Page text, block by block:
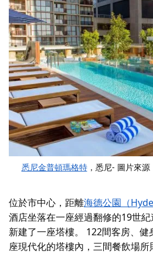
悉尼金普頓瑪格特，悉尼- 圖片來
位於市中心，距離海德公園（Hyde
酒店坐落在一座經過翻修的19世
新建了一座塔樓。 122間客房、
座現代化的塔樓內，三間餐飲場所